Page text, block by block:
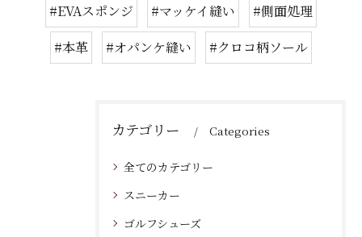
#EVAスポンジ
#マッケイ縫い
#側面処理
#本革
#オパンケ縫い #クロコ柄ソール
カテゴリー Categories
全てのカテゴリー
スニーカー
ゴルフシューズ